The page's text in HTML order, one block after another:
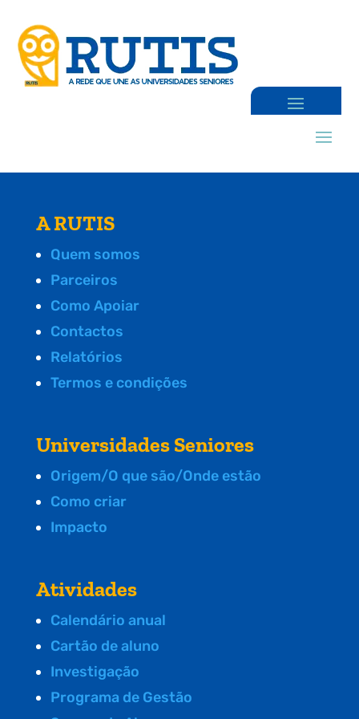
A RUTIS
Quem somos
Parceiros
Como Apoiar
Contactos
Relatórios
Termos e condições
Universidades Seniores
Origem/O que são/Onde estão
Como criar
Impacto
Atividades
Calendário anual
Cartão de aluno
Investigação
Programa de Gestão